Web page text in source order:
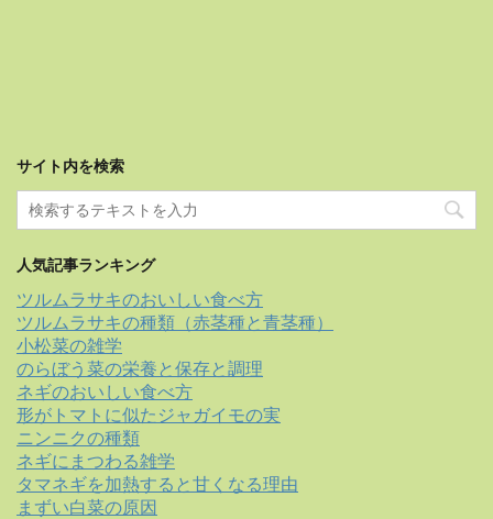
サイト内を検索
人気記事ランキング
ツルムラサキのおいしい食べ方
ツルムラサキの種類（赤茎種と青茎種）
小松菜の雑学
のらぼう菜の栄養と保存と調理
ネギのおいしい食べ方
形がトマトに似たジャガイモの実
ニンニクの種類
ネギにまつわる雑学
タマネギを加熱すると甘くなる理由
まずい白菜の原因